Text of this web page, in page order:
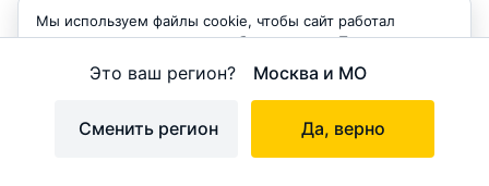
Это ваш регион? Москва и МО
Сменить регион Да, верно
Близость набережной
Перенос сроков сдачи корпусов
Мы используем файлы cookie, чтобы сайт работал
корректно и становился удобнее для вас. Продолжая
Принимаю